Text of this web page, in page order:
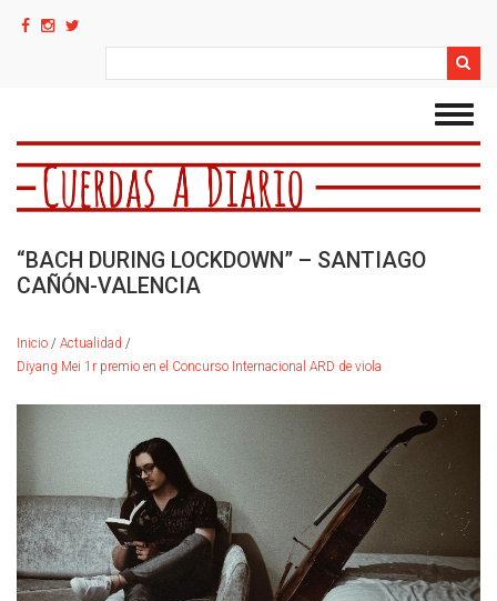
“BACH DURING LOCKDOWN” – SANTIAGO
CAÑÓN-VALENCIA
Inicio / Actualidad /
Diyang Mei 1r premio en el Concurso Internacional ARD de viola